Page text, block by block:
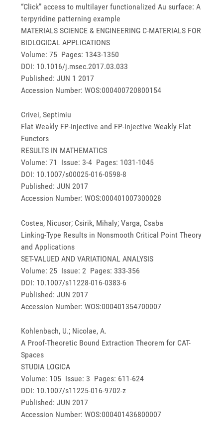
“Click” access to multilayer functionalized Au surface: A
terpyridine patterning example
MATERIALS SCIENCE & ENGINEERING C-MATERIALS FOR
BIOLOGICAL APPLICATIONS
Volume: 75 Pages: 1343-1350
DOI: 10.1016/j.msec.2017.03.033
Published: JUN 1 2017
Accession Number: WOS:000400720800154
Crivei, Septimiu
Flat Weakly FP-Injective and FP-Injective Weakly Flat
Functors
RESULTS IN MATHEMATICS
Volume: 71 Issue: 3-4 Pages: 1031-1045
DOI: 10.1007/s00025-016-0598-8
Published: JUN 2017
Accession Number: WOS:000401007300028
Costea, Nicusor; Csirik, Mihaly; Varga, Csaba
Linking-Type Results in Nonsmooth Critical Point Theory
and Applications
SET-VALUED AND VARIATIONAL ANALYSIS
Volume: 25 Issue: 2 Pages: 333-356
DOI: 10.1007/s11228-016-0383-6
Published: JUN 2017
Accession Number: WOS:000401354700007
Kohlenbach, U.; Nicolae, A.
A Proof-Theoretic Bound Extraction Theorem for CAT-
Spaces
STUDIA LOGICA
Volume: 105 Issue: 3 Pages: 611-624
DOI: 10.1007/s11225-016-9702-z
Published: JUN 2017
Accession Number: WOS:000401436800007